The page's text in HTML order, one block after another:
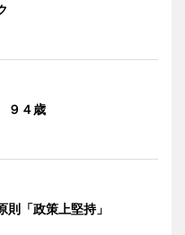
９４歳
則「政策上堅持」